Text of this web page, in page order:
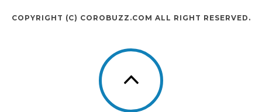
COPYRIGHT (C) COROBUZZ.COM ALL RIGHT RESERVED.